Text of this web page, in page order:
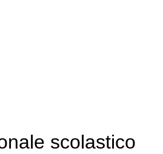
scolastico